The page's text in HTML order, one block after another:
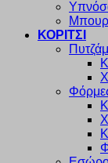
ΚΟΡΙΤΣΙ